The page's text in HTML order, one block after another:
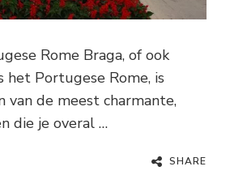
Rome Braga, of ook
het Portugese Rome, is
van de meest charmante,
die je overal …
SHARE